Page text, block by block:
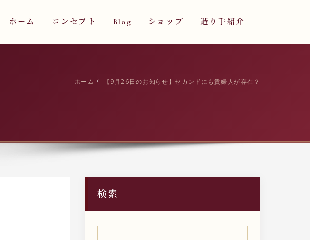
ホーム コンセプト Blog ショップ 造り手紹介
ホーム 【9月26日のお知らせ】セカンドにも貴婦人が存在？
検索